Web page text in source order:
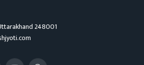
248001